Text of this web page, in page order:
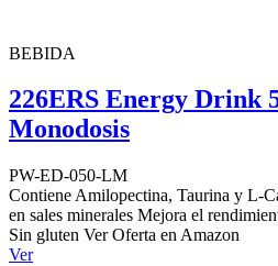
BEBIDA
226ERS Energy Drink
Monodosis
PW-ED-050-LM
Contiene Amilopectina, Taurina y L-
en sales minerales Mejora el
Sin gluten Ver Oferta en Amazon
Ver